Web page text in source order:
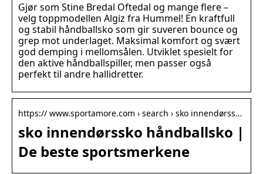
Gjør som Stine Bredal Oftedal og mange flere –
velg toppmodellen Algiz fra Hummel! En kraftfull
og stabil håndballsko som gir suveren bounce og
grep mot underlaget. Maksimal komfort og svært
god demping i mellomsålen. Utviklet spesielt for
den aktive håndballspiller, men passer også
perfekt til andre hallidretter.
https:// www.sportamore.com › search › sko innendørss…
sko innendørssko håndballsko |
De beste sportsmerkene